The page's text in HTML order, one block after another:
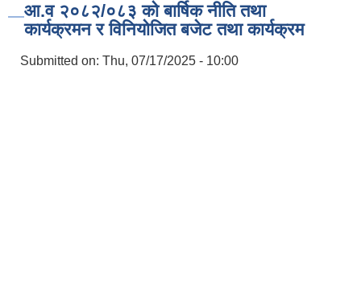
आ.व २०८२/०८३ को बार्षिक नीति तथा
कार्यक्रमन र विनियोजित बजेट तथा कार्यक्रम
Submitted on: Thu, 07/17/2025 - 10:00